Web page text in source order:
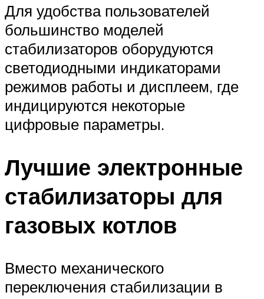
Для удобства пользователей
большинство моделей
стабилизаторов оборудуются
светодиодными индикаторами
режимов работы и дисплеем, где
индицируются некоторые
цифровые параметры.
Лучшие электронные
стабилизаторы для
газовых котлов
Вместо механического
переключения стабилизации в